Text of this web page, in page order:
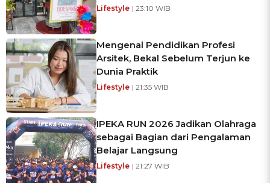
Lifestyle | 23:10 WIB
Mengenal Pendidikan Profesi
Arsitek, Bekal Sebelum Terjun ke
Dunia Praktik
Lifestyle | 21:35 WIB
IPEKA RUN 2026 Jadikan Olahraga
sebagai Bagian dari Pengalaman
Belajar Langsung
Lifestyle | 21:27 WIB